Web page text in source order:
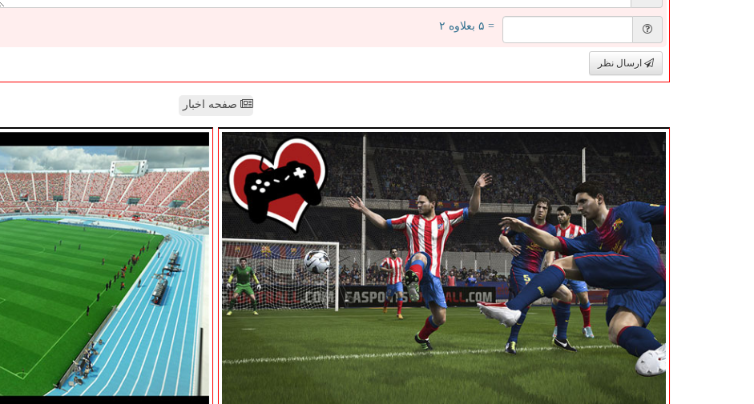
= ۵ بعلاوه ۲
ارسال نظر
صفحه اخبار